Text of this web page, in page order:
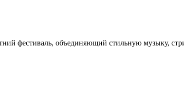
фестиваль, объединяющий стильную музыку,